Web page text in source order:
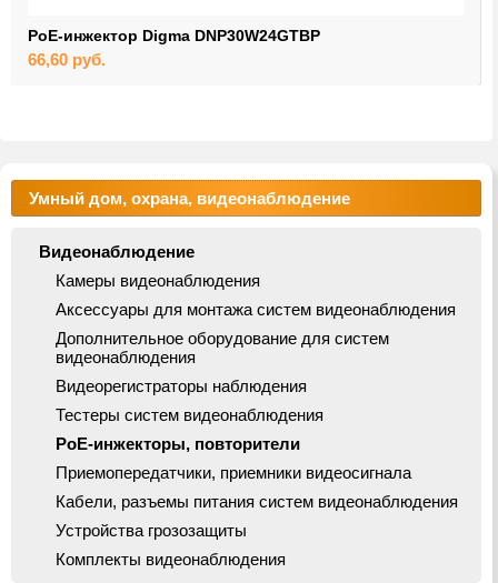
PoE-инжектор Digma DNP30W24GTBP
66,60 руб.
Умный дом, охрана, видеонаблюдение
Видеонаблюдение
Камеры видеонаблюдения
Аксессуары для монтажа систем видеонаблюдения
Дополнительное оборудование для систем
видеонаблюдения
Видеорегистраторы наблюдения
Тестеры систем видеонаблюдения
PoE-инжекторы, повторители
Приемопередатчики, приемники видеосигнала
Кабели, разъемы питания систем видеонаблюдения
Устройства грозозащиты
Комплекты видеонаблюдения